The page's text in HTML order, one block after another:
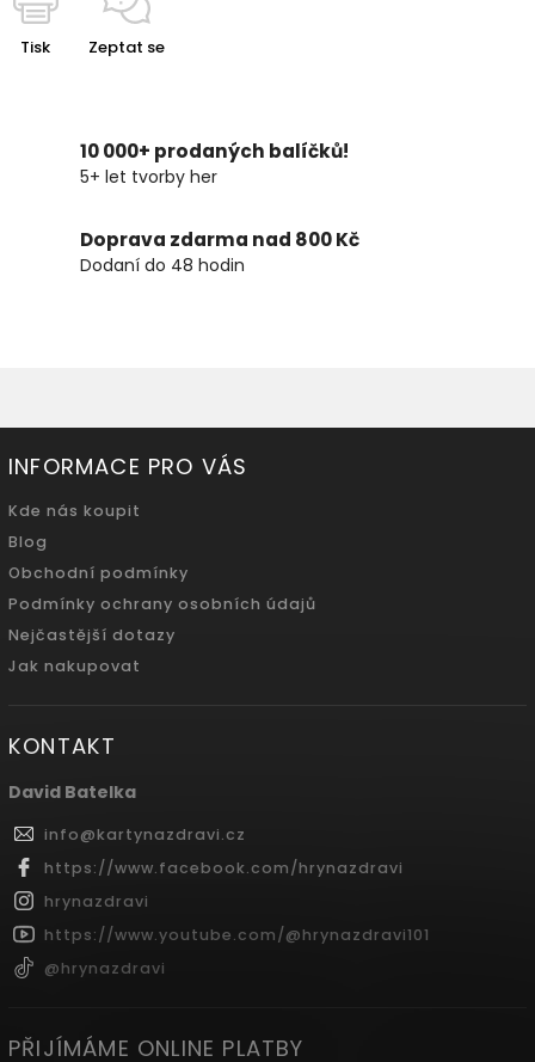
Tisk Zeptat se
10 000+ prodaných balíčků!
5+ let tvorby her
Doprava zdarma nad 800 Kč
Dodaní do 48 hodin
INFORMACE PRO VÁS
Kde nás koupit
Blog
Obchodní podmínky
Podmínky ochrany osobních údajů
Nejčastější dotazy
Jak nakupovat
KONTAKT
David Batelka
info@kartynazdravi.cz
https://www.facebook.com/hrynazdravi
hrynazdravi
https://www.youtube.com/@hrynazdravi101
@hrynazdravi
PŘIJÍMÁME ONLINE PLATBY